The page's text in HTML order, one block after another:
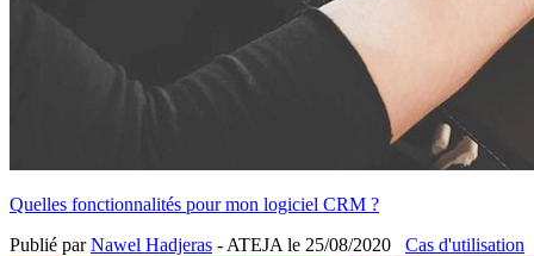
Quelles fonctionnalités pour mon logiciel CRM ?
Cas d'utilisation
Publié parNawel Hadjeras - ATEJA le 25/08/2020